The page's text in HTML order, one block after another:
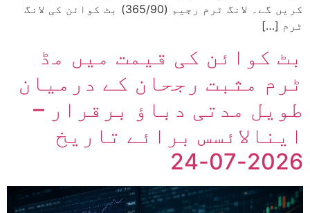
کریں گے۔ لانگ ٹرم رجیم (365/90) بٹ کوائن کی لانگ
ٹرم […]
بٹ کوائن کی قیمت میں مڈ
ٹرم مثبت رجحان کے درمیان
طویل مدتی دباؤ برقرار –
اینالائسس برائے تاریخ
2026-07-24